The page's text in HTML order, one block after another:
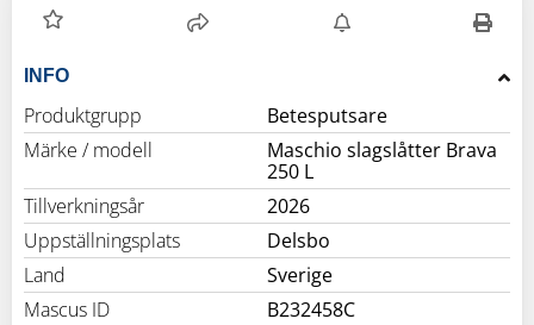
INFO
Produktgrupp
Betesputsare
Märke / modell
Maschio slagslåtter Brava
250 L
Tillverkningsår
2026
Uppställningsplats
Delsbo
Land
Sverige
Mascus ID
B232458C